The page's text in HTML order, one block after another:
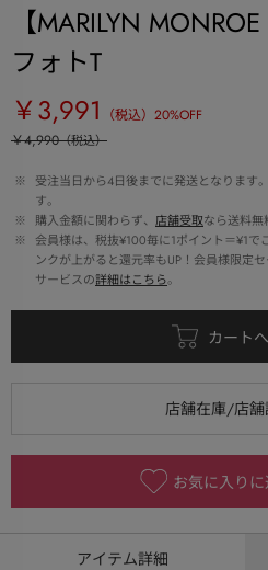
【MARILYN
フォトT
￥3,991
（税込） 20%OFF
￥4,990（税込）
※
受注当日から4日後までに発送となります
す。
※
購入金額に関わらず、 店舗受取なら送料無
※
会員様は、税抜¥100毎に1ポイント＝¥1
ンクが上がると還元率もUP！会員様限定
サービスの詳細はこちら。
お気に入り
アイテム詳細